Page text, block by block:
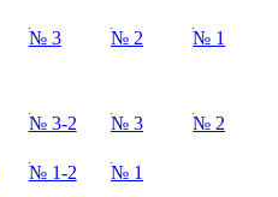
№ 3 № 2 № 1
№ 3-2 № 3 № 2
№ 1-2 № 1